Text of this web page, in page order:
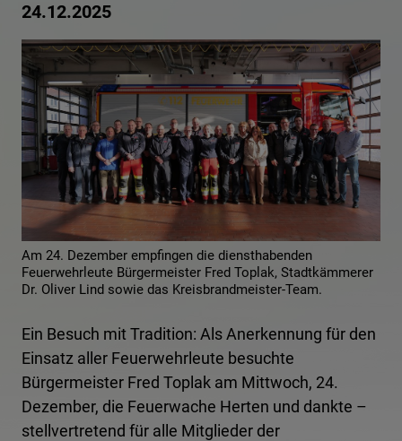
24.12.2025
Am 24. Dezember empfingen die diensthabenden
Feuerwehrleute Bürgermeister Fred Toplak, Stadtkämmerer
Dr. Oliver Lind sowie das Kreisbrandmeister-Team.
Ein Besuch mit Tradition: Als Anerkennung für den
Einsatz aller Feuerwehrleute besuchte
Bürgermeister Fred Toplak am Mittwoch, 24.
Dezember, die Feuerwache Herten und dankte –
stellvertretend für alle Mitglieder der